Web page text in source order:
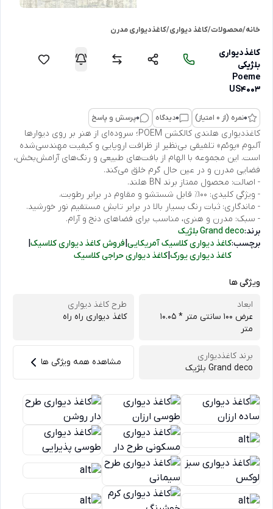
خانه/محصولات/کاغذ دیواری/کاغذدیواری مدرن
کاغذدیواری
بلژیکی
Poeme
US4003
0نمره (از 0 امتیاز) 0دیدگاه 0پرسش و پاسخ
کاغذدیواری هلندی کالکشن POEM؛ سروده‌ای از هنر بر روی دیوارها
آلبوم «پوئم» تلفیقی بی‌نظیر از ظرافت اروپایی و کیفیت مهندسی‌شده
است. این مجموعه با الهام از بافت‌های طبیعی و رنگ‌های آرامش‌بخش،
فضایی مدرن و در عین حال گرم خلق می‌کند.
- اصالت: محصول ممتاز برند BN هلند.
- ویژگی کلیدی: ۱۰۰٪ قابل شستشو و مقاوم در برابر رطوبت.
- ماندگاری: ثبات رنگ بسیار بالا در برابر تابش مستقیم نور خورشید.
- سبک: مدرن و هنری، مناسب برای فضاهای دنج و آرام.
برند:Grand deco بلژیک
برچسب:کاغذ دیواری کلاسیک آمریکایی فروش کاغذ دیواری کلاسیک
کاغذ دیواری یورک کاغذ دیواری حراجی کلاسیک
ویژگی ها
ابعاد
عرض 100 سانتی متر * 10.05
متر
طرح کاغذ دیواری
کاغذ دیواری راه راه
برند کاغذدیواری
Grand deco بلژیک
مشاهده همه ویژگی ها